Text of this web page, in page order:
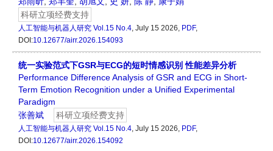
科研立项经费支持
人工智能与机器人研究 Vol.15 No.4, July 15 2026, PDF,
DOI:10.12677/airr.2026.154093
统一实验范式下GSR与ECG的短时情感识别 性能差异分析
Performance Difference Analysis of GSR and ECG in Short-
Term Emotion Recognition under a Unified Experimental
Paradigm
张善斌
科研立项经费支持
人工智能与机器人研究 Vol.15 No.4, July 15 2026, PDF,
DOI:10.12677/airr.2026.154092